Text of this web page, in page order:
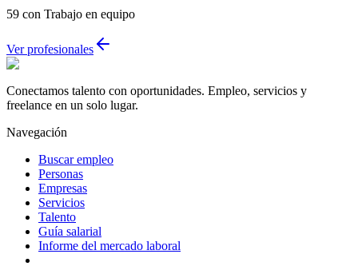
59 con Trabajo en equipo
Ver profesionales
Conectamos talento con oportunidades. Empleo, servicios y
freelance en un solo lugar.
Navegación
Buscar empleo
Personas
Empresas
Servicios
Talento
Guía salarial
Informe del mercado laboral